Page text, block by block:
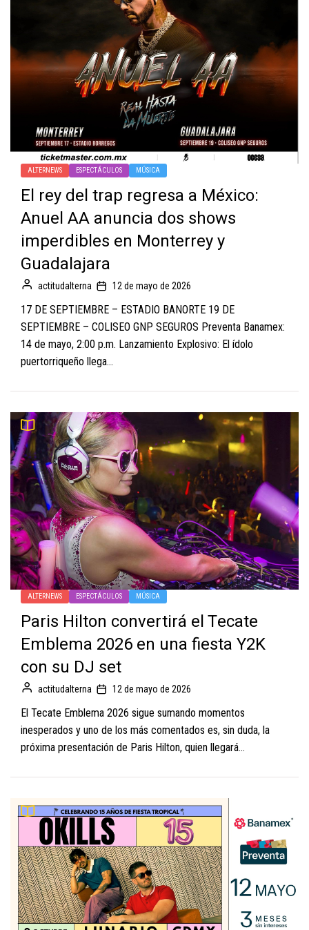
ALTERNEWS ESPECTÁCULOS MÚSICA
El rey del trap regresa a México:
Anuel AA anuncia dos shows
imperdibles en Monterrey y
Guadalajara
actitudalterna 12 de mayo de 2026
17 DE SEPTIEMBRE – ESTADIO BANORTE 19 DE
SEPTIEMBRE – COLISEO GNP SEGUROS Preventa Banamex:
14 de mayo, 2:00 p.m. Lanzamiento Explosivo: El ídolo
puertorriqueño llega...
ALTERNEWS ESPECTÁCULOS MÚSICA
Paris Hilton convertirá el Tecate
Emblema 2026 en una fiesta Y2K
con su DJ set
actitudalterna 12 de mayo de 2026
El Tecate Emblema 2026 sigue sumando momentos
inesperados y uno de los más comentados es, sin duda, la
próxima presentación de Paris Hilton, quien llegará...